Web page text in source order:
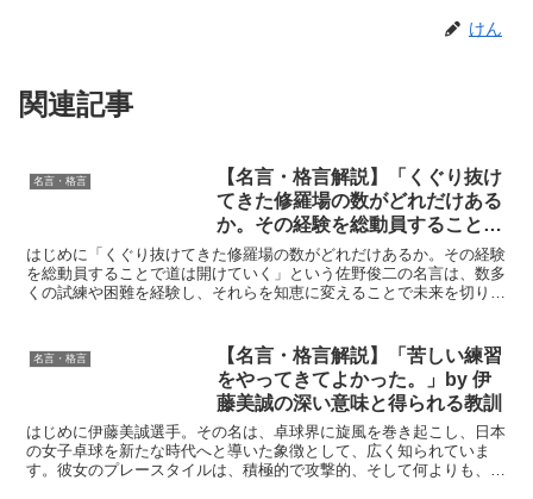
けん
関連記事
名言・格言
【名言・格言解説】「くぐり抜け
てきた修羅場の数がどれだけある
か。その経験を総動員することで
道は開けていく」by 佐野俊二の
深い意味と得られる教訓
はじめに「くぐり抜けてきた修羅場の数がどれだけあるか。その経験
を総動員することで道は開けていく」という佐野俊二の名言は、数多
くの試練や困難を経験し、それらを知恵に変えることで未来を切り開
名言・格言
【名言・格言解説】「苦しい練習
をやってきてよかった。」by 伊
藤美誠の深い意味と得られる教訓
はじめに伊藤美誠選手。その名は、卓球界に旋風を巻き起こし、日本
の女子卓球を新たな時代へと導いた象徴として、広く知られていま
す。彼女のプレースタイルは、積極的で攻撃的、そして何よりも、見